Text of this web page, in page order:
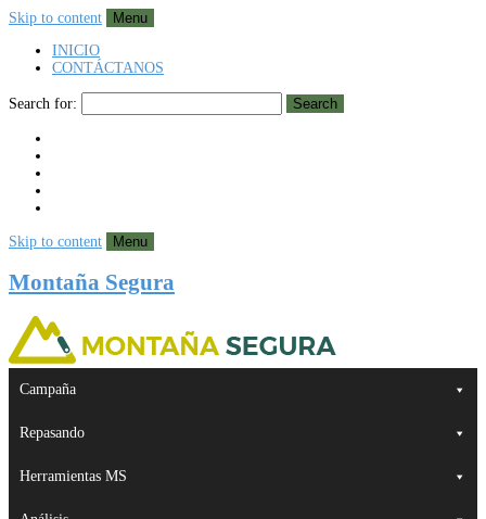
Skip to content
Menu
INICIO
CONTÁCTANOS
Search for: Search
Skip to content Menu
Montaña Segura
Campaña
Repasando
Herramientas MS